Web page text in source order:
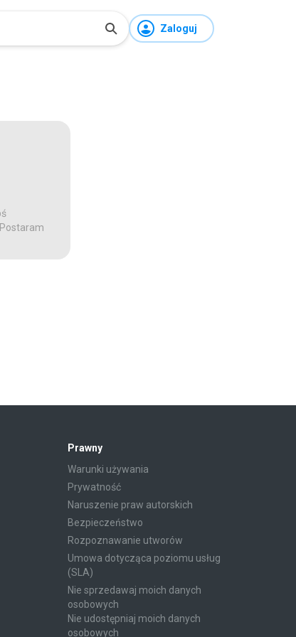
Zaloguj
Prawny
Warunki używania
Prywatność
Naruszenie praw autorskich
Bezpieczeństwo
Rozpoznawanie utworów
Umowa dotycząca poziomu usług
(SLA)
Nie sprzedawaj moich danych
osobowych
Nie udostępniaj moich danych
osobowych